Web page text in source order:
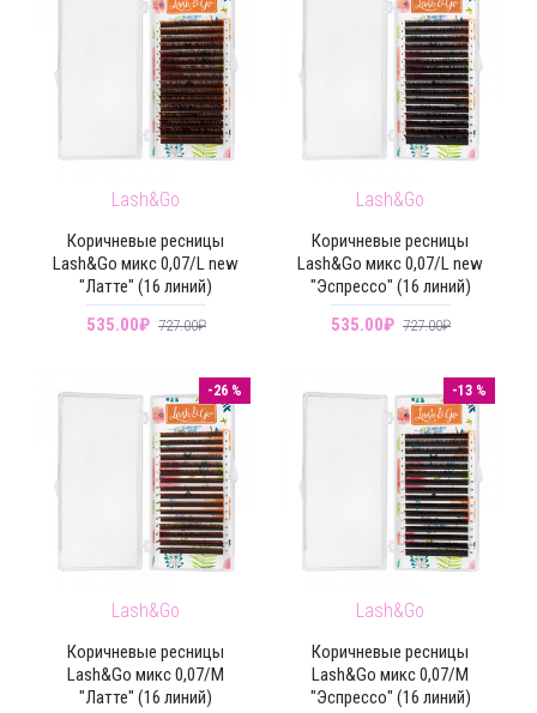
Lash&Go
Коричневые ресницы
Lash&Go микс 0,07/L new
"Латте" (16 линий)
535.00₽ 727.00₽
Lash&Go
Коричневые ресницы
Lash&Go микс 0,07/L new
"Эспрессо" (16 линий)
535.00₽ 727.00₽
-26 %
Lash&Go
Коричневые ресницы
Lash&Go микс 0,07/M
"Латте" (16 линий)
-13 %
Lash&Go
Коричневые ресницы
Lash&Go микс 0,07/M
"Эспрессо" (16 линий)